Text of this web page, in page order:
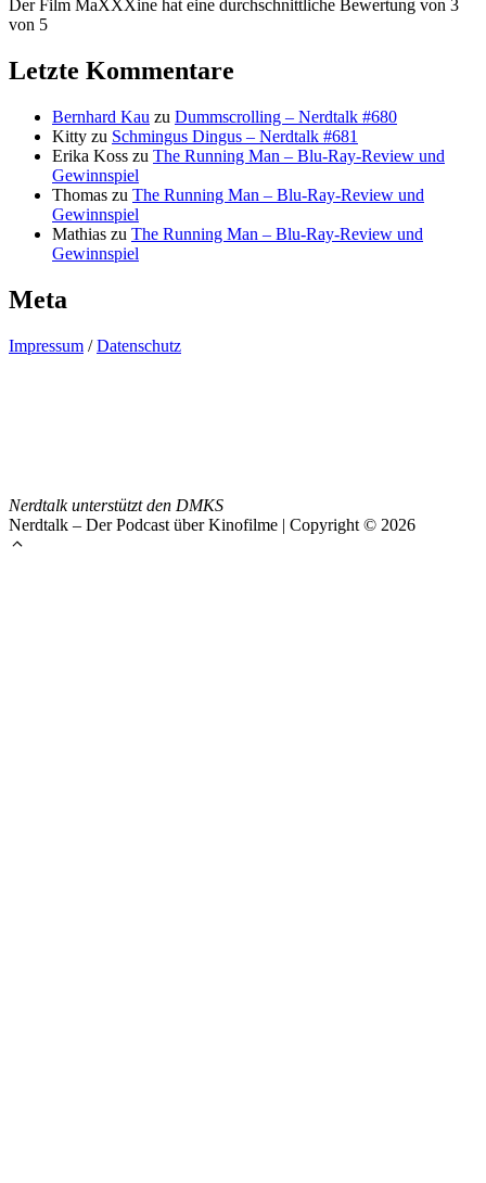
Der Film MaXXXine hat eine durchschnittliche Bewertung von 3
von 5
Letzte Kommentare
Bernhard Kau zu Dummscrolling – Nerdtalk #680
Kitty zu Schmingus Dingus – Nerdtalk #681
Erika Koss zu The Running Man – Blu-Ray-Review und
Gewinnspiel
Thomas zu The Running Man – Blu-Ray-Review und
Gewinnspiel
Mathias zu The Running Man – Blu-Ray-Review und
Gewinnspiel
Meta
Impressum /Datenschutz
Nerdtalk unterstützt den DMKS
Nerdtalk – Der Podcast über Kinofilme | Copyright © 2026